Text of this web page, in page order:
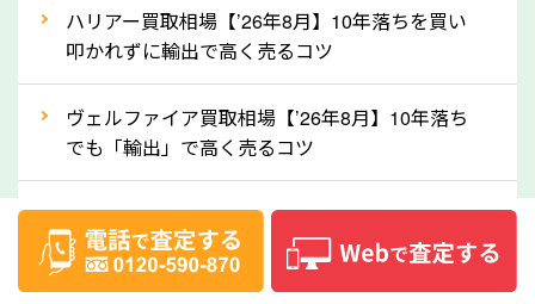
なら廃車の車も適正価格で買取できます。他社で買取
拒否となった車も価格がつく可能性があるので、諦め
ずに岐阜県の「ソコカラ」にご相談ください。古い車
でも高価買取が可能なケースは珍しくないため、まず
はWebで簡単にできる無料査定をお試しください。
実績」で確認できます。
⑤車内の簡単な清掃で買取価格アップも！
ハリアー買取相場【’26年8月】10年落ちを買い
叩かれずに輸出で高く売るコツ
ヴェルファイア買取相場【’26年8月】10年落ち
でも「輸出」で高く売るコツ
デリカD:5買取相場【’26年8月】10年落ちを
「輸出」で高く売るコツ